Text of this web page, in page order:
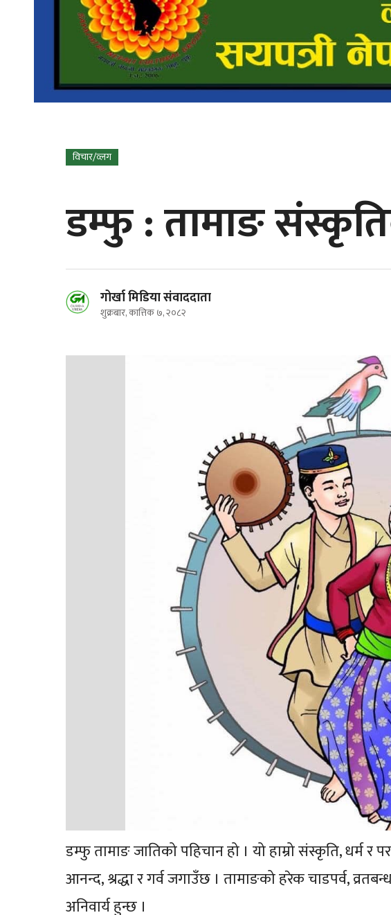
विचार/व्लग
डम्फु : तामाङ
गोर्खा मिडिया संवाददाता
शुक्रबार, कात्तिक ७, २०८२
डम्फु तामाङ जातिको पहिचान हो । यो हाम्रो संस्कृति, धर्म
आनन्द, श्रद्धा र गर्व जगाउँछ । तामाङको हरेक चाडपर्व,
अनिवार्य हुन्छ ।